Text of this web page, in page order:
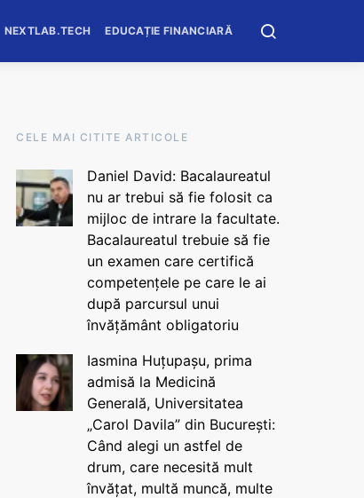
NEXTLAB.TECH EDUCAȚIE FINANCIARĂ
CELE MAI CITITE ARTICOLE
Daniel David: Bacalaureatul
nu ar trebui să fie folosit ca
mijloc de intrare la facultate.
Bacalaureatul trebuie să fie
un examen care certifică
competențele pe care le ai
după parcursul unui
învățământ obligatoriu
Iasmina Huțupașu, prima
admisă la Medicină
Generală, Universitatea
„Carol Davila” din București:
Când alegi un astfel de
drum, care necesită mult
învățat, multă muncă, multe